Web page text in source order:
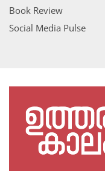
Book Review
Social Media Pulse